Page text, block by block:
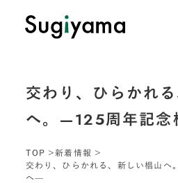
交わり、ひらかれ
へ。—125周年記
TOP
新着情報
交わり、ひらかれる、新しい椙山
へ—